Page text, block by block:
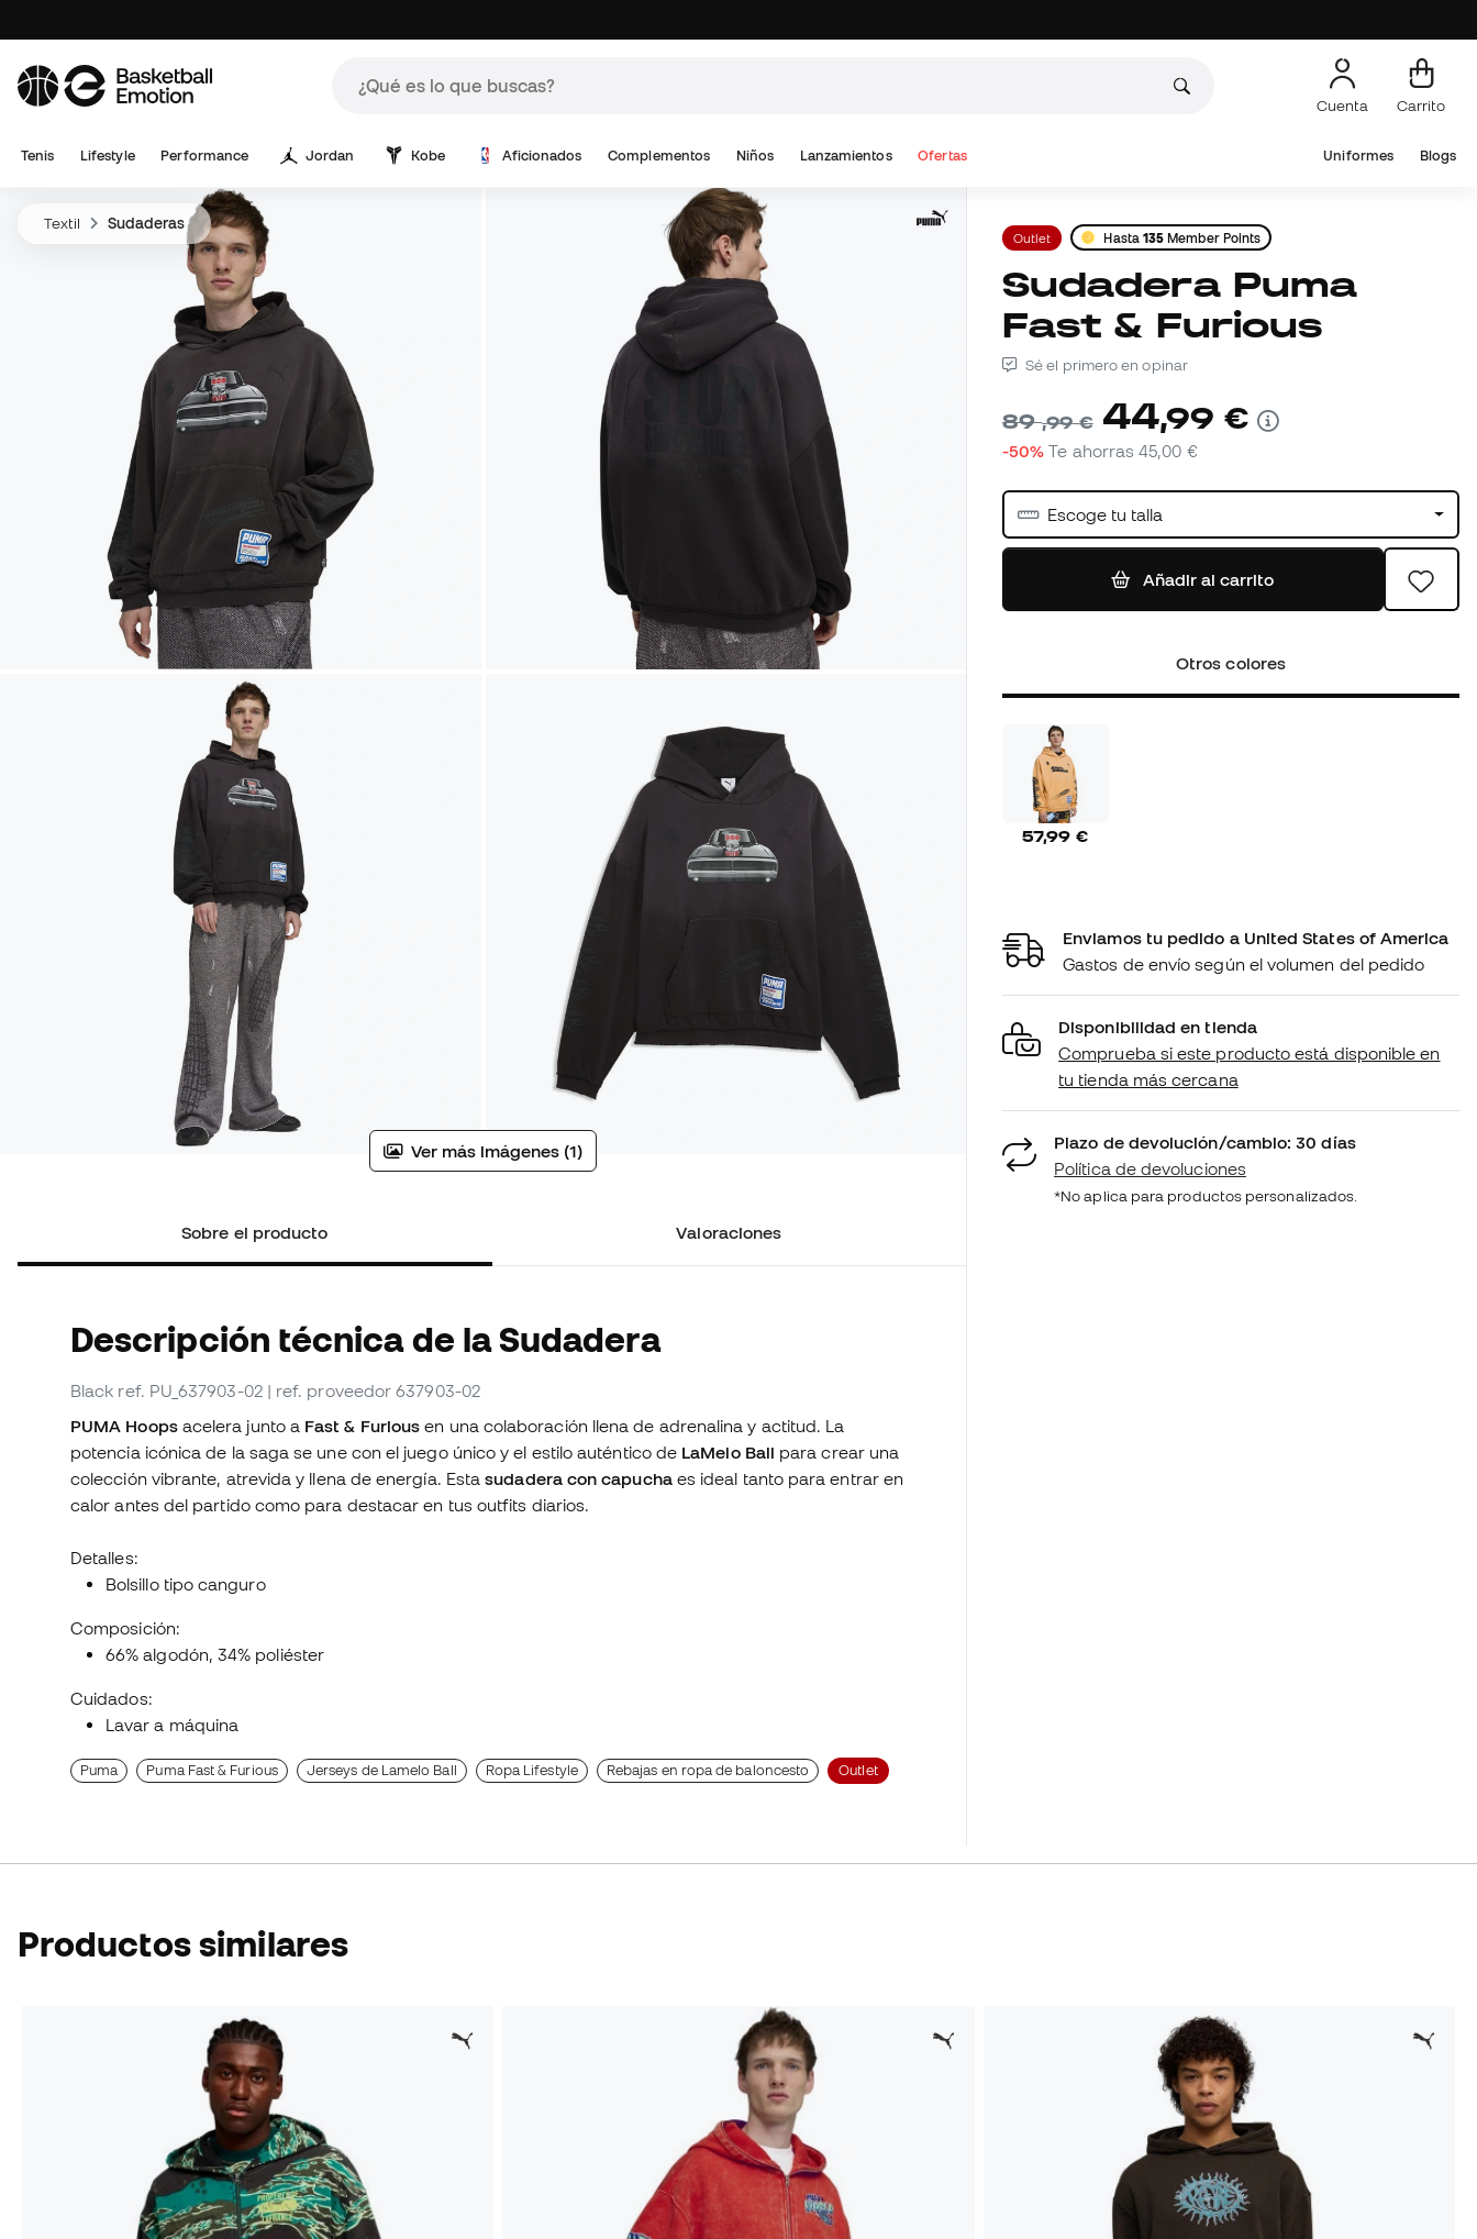
Cuenta Carrito
Tenis Lifestyle Performance Jordan Kobe Aficionados Complementos Niños Lanzamientos Ofertas Uniformes Blogs
Textil Sudaderas
Ver más imágenes (1)
Sobre el producto Valoraciones
Descripción técnica de la Sudadera
Black ref. PU_637903-02 | ref. proveedor 637903-02
PUMA Hoopsacelera junto a Fast & Furious en una colaboración llena de adrenalina y actitud. La
potencia icónica de la saga se une con el juego único y el estilo auténtico de LaMelo Ball para crear una
colección vibrante, atrevida y llena de energía. Estasudadera con capuchaes ideal tanto para entrar en
calor antes del partido como para destacar en tus outfits diarios.
Detalles:
Bolsillo tipo canguro
Composición:
66% algodón, 34% poliéster
Cuidados:
Lavar a máquina
Puma Puma Fast & Furious Jerseys de Lamelo Ball Ropa Lifestyle Rebajas en ropa de baloncesto Outlet
Outlet Hasta 135 Member Points
Sudadera Puma
Fast & Furious
Sé el primero en opinar
89,99 € 44,99 €
-50% Te ahorras45,00 €
Escoge tu talla
Añadir al carrito
Otros colores
57,99 €
Enviamos tu pedido a United States of America
Gastos de envío según el volumen del pedido
Disponibilidad en tienda
Comprueba si este producto está disponible en
tu tienda más cercana
Plazo de devolución/cambio: 30 días
Política de devoluciones
*No aplica para productos personalizados.
Productos similares